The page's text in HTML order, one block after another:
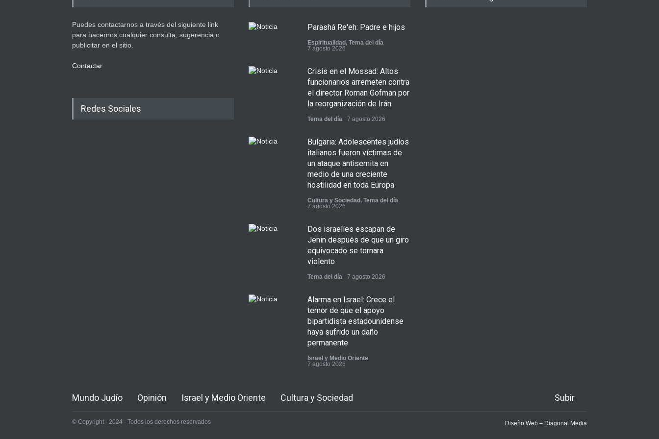
Puedes contactarnos a través del siguiente link
para hacernos cualquier consulta, sugerencia o
publicitar en el sitio.
Contactar
Redes Sociales
Parashá Re'eh: Padre e hijos
Espiritualidad , Tema del día
7 agosto 2026
Crisis en el Mossad: Altos
funcionarios arremeten contra
el director Roman Gofman por
la reorganización de Irán
Tema del día 7 agosto 2026
Bulgaria: Adolescentes judíos
italianos fueron víctimas de
un ataque antisemita en
medio de una creciente
hostilidad en toda Europa
Cultura y Sociedad , Tema del día
7 agosto 2026
Dos israelíes escapan de
Jenin después de que un giro
equivocado se tornara
violento
Tema del día 7 agosto 2026
Alarma en Israel: Crece el
temor de que el apoyo
bipartidista estadounidense
haya sufrido un daño
permanente
Israel y Medio Oriente
7 agosto 2026
Mundo Judío Opinión Israel y Medio Oriente Cultura y Sociedad Subir
© Copyright - 2024 - Todos los derechos reservados Diseño Web – Diagonal Media